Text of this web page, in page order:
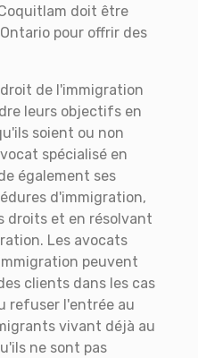
doit être
pour offrir des
de l'immigration
leurs objectifs en
soient ou non
spécialisé en
également ses
d'immigration,
droits et en résolvant
Les avocats
peuvent
clients dans les cas
refuser l'entrée au
vivant déjà au
ne sont pas